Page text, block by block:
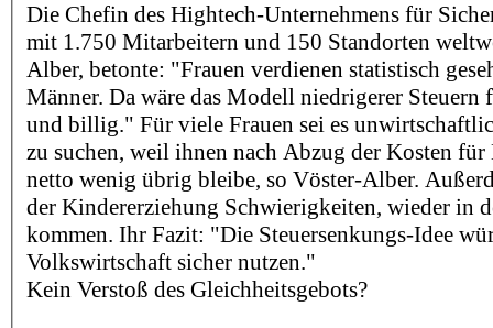
Die Chefin des Hightech-Unternehmens für
mit 1.750 Mitarbeitern und 150 Standorten
Alber, betonte: "Frauen verdienen statistisch
Männer. Da wäre das Modell niedrigerer Steuern
und billig." Für viele Frauen sei es
zu suchen, weil ihnen nach Abzug der Kosten
netto wenig übrig bleibe, so Vöster-Alber.
der Kindererziehung Schwierigkeiten, wieder in
kommen. Ihr Fazit: "Die Steuersenkungs-Idee
Volkswirtschaft sicher nutzen."
Kein Verstoß des Gleichheitsgebots?